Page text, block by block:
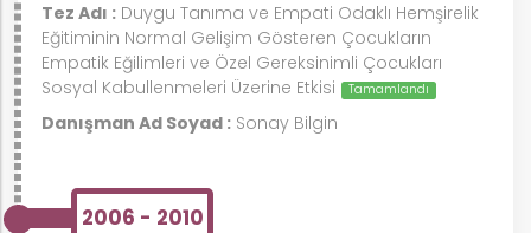
Tez Adı : Duygu Tanıma ve Empati Odaklı Hemşirelik
Eğitiminin Normal Gelişim Gösteren Çocukların
Empatik Eğilimleri ve Özel Gereksinimli Çocukları
Sosyal Kabullenmeleri Üzerine Etkisi
Tamamlandı
Danışman Ad Soyad : Sonay Bilgin
2006 - 2010